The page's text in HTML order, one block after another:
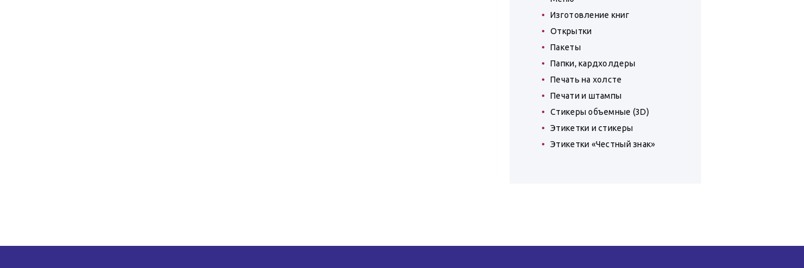
Изготовление книг
Открытки
Пакеты
Папки, кардхолдеры
Печать на холсте
Печати и штампы
Стикеры объемные (3D)
Этикетки и стикеры
Этикетки «Честный знак»